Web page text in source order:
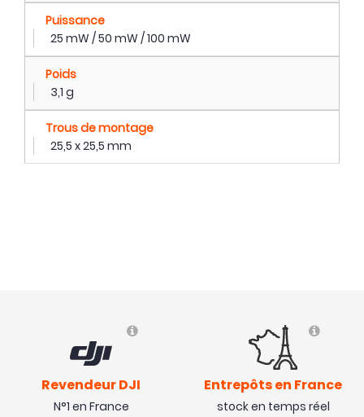
Puissance
25 mW / 50 mW / 100 mW
Poids
3,1 g
Trous de montage
25,5 x 25,5 mm
Revendeur DJI
N°1 en France
Entrepôts en France
stock en temps réel